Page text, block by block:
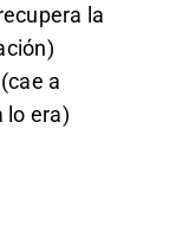
la
a
lo era)